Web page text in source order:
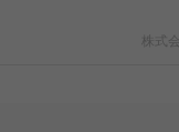
株式